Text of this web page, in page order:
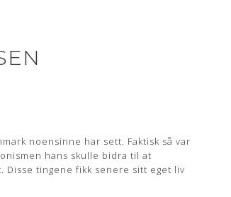
noensinne har sett. Faktisk så var
hans skulle bidra til at
Disse tingene fikk senere sitt eget liv